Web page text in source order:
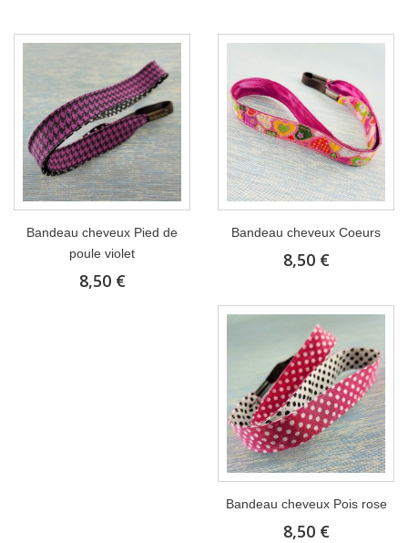
Bandeau cheveux Pied de
poule violet
8,50 €
Bandeau cheveux Coeurs
8,50 €
Bandeau cheveux Pois rose
8,50 €